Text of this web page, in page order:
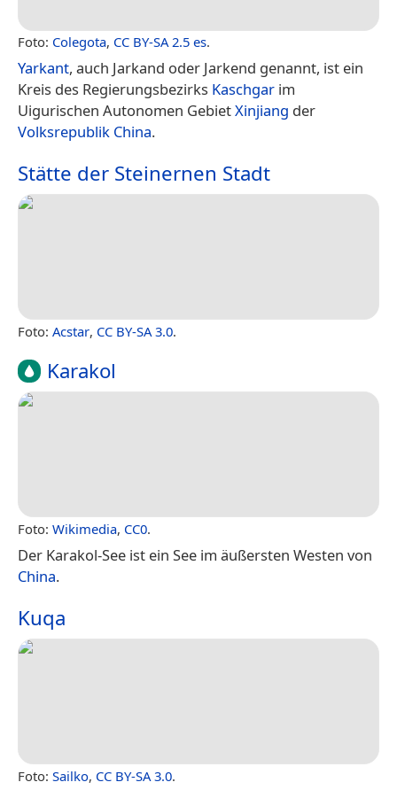
Foto: Colegota, CC BY-SA 2.5 es.
Yarkant, auch Jarkand oder Jarkend genannt, ist ein
Kreis des Regierungsbezirks Kaschgar im
Uigurischen Autonomen GebietXinjiang der
Volksrepublik China.
Stätte der Steinernen Stadt
Foto: Acstar, CC BY-SA 3.0.
Karakol
Foto: Wikimedia, CC0.
Der Karakol-See ist ein See im äußersten Westen von
China.
Kuqa
Foto: Sailko, CC BY-SA 3.0.